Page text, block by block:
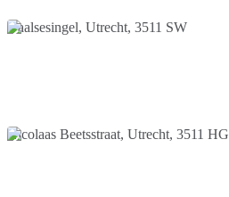
Daalsesingel, Utrecht, 3511 SW
Nicolaas Beetsstraat, Utrecht, 3511 HG